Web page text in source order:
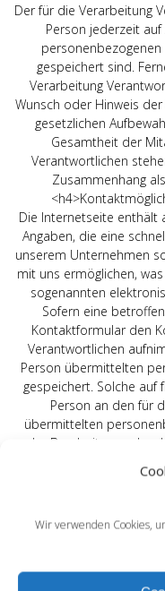
Wir verwenden Cookies,
Der für die Verarbeitung
Person jederzeit
gespeichert sind.
Verarbeitung
Wunsch oder Hinweis
gesetzlichen
Gesamtheit der
Verantwortlichen
Zusammenhang
Die Internetseite enthält
Angaben, die eine
unserem Unternehmen
mit uns ermöglichen,
sogenannten
Sofern eine
Kontaktformular den
Verantwortlichen
Person übermittelten
gespeichert. Solche auf
Person an den für
übermittelten
der Bearbeitung oder
Person
Wir bieten den
Internetseite des für die
Beiträgen zu